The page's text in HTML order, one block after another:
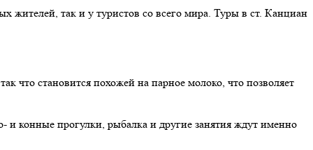
жителей, так и у туристов со всего мира. Туры в ст. Канциан
что становится похожей на парное молоко, что позволяет
и конные прогулки, рыбалка и другие занятия ждут именно